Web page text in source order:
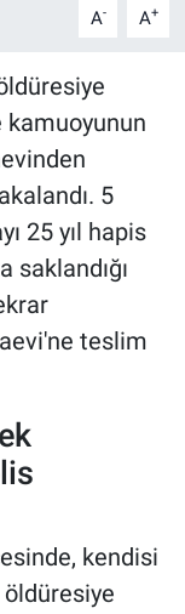
A- A+
kamuoyunun
5
25 yıl hapis
saklandığı
teslim
kendisi